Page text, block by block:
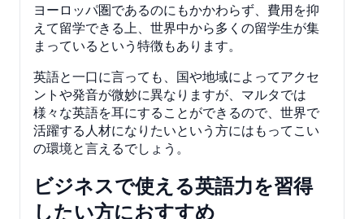
ヨーロッパ圏であるのにもかかわらず、費用を抑
えて留学できる上、世界中から多くの留学生が集
まっているという特徴もあります。
英語と一口に言っても、国や地域によってアクセ
ントや発音が微妙に異なりますが、マルタでは
様々な英語を耳にすることができるので、世界で
活躍する人材になりたいという方にはもってこい
の環境と言えるでしょう。
ビジネスで使える英語力を習得
したい方におすすめ